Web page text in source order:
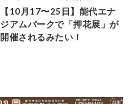
【10月17〜25日】能代エナ
ジアムパークで「押花展」が
開催されるみたい！